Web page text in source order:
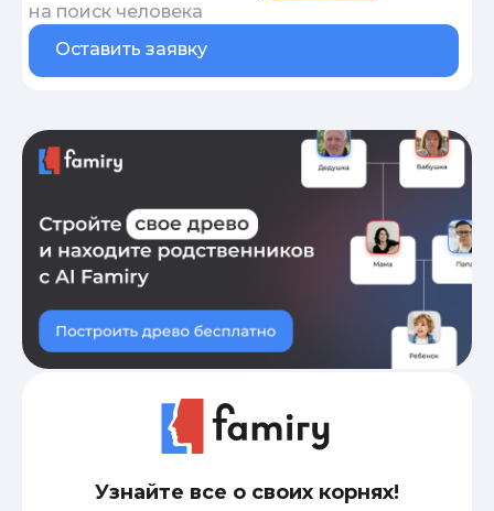
на поиск человека
Оставить заявку
Узнайте все о своих корнях!